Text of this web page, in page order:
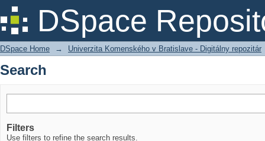
DSpace
Search
DSpace Home → Univerzita Komenského v Bratislave - Digitálny repozitár
Search
Filters
Use filters to refine the search results.